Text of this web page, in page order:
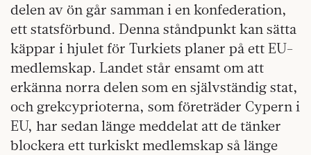
delen av ön går samman i en konfederation,
ett statsförbund. Denna ståndpunkt kan sätta
käppar i hjulet för Turkiets planer på ett EU-
medlemskap. Landet står ensamt om att
erkänna norra delen som en självständig stat,
och grekcyprioterna, som företräder Cypern i
EU, har sedan länge meddelat att de tänker
blockera ett turkiskt medlemskap så länge